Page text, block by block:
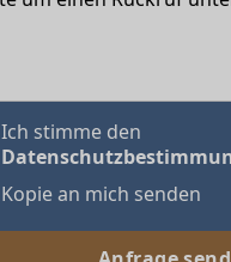
Ich stimme den
Kopie an mich senden